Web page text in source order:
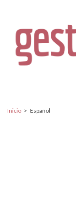
Inicio > Español